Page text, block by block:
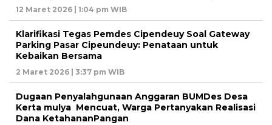
12 Maret 2026 | 1:04 pm WIB
Klarifikasi Tegas Pemdes Cipendeuy Soal Gateway
Parking Pasar Cipeundeuy: Penataan untuk
Kebaikan Bersama
2 Maret 2026 | 3:37 pm WIB
Dugaan Penyalahgunaan Anggaran BUMDes Desa
Kerta mulya Mencuat, Warga Pertanyakan Realisasi
Dana KetahananPangan